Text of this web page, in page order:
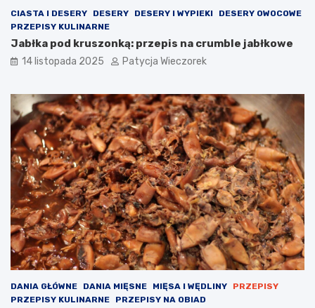
CIASTA I DESERY DESERY DESERY I WYPIEKI
DESERY OWOCOWE
PRZEPISY KULINARNE
Jabłka pod kruszonką: przepis na crumble jabłkowe
14 listopada 2025 Patycja Wieczorek
DANIA GŁÓWNE DANIA MIĘSNE MIĘSA I WĘDLINY
PRZEPISY
PRZEPISY KULINARNE
PRZEPISY NA OBIAD